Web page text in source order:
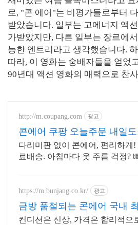
로, "콘 에어"는 비평가들로부터
받았습니다. 일부는 고에너지 액
가받았지만, 다른 일부는 장르에
능한 엔트리라고 생각했습니다.
따라, 이 영화는 숭배자들을 얻었
90년대 액션 영화의 매력으로 찬
http://m.coupang.com 광고
콘에어 쿠팡 오늘주문 내일
다리미판 없이 콘에어, 편리하게
료배송. 아침마다 옷 주름 걱정?
https://m.bunjang.co.kr/ 광고
금방 품절되는 콘에어 국내
브랜드 중고거래
컨디션은 신상, 가격은 합리적으